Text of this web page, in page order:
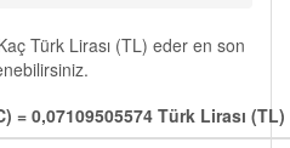
Türk Lirası (TL) eder en son
= 0,07109505574 Türk Lirası (TL)